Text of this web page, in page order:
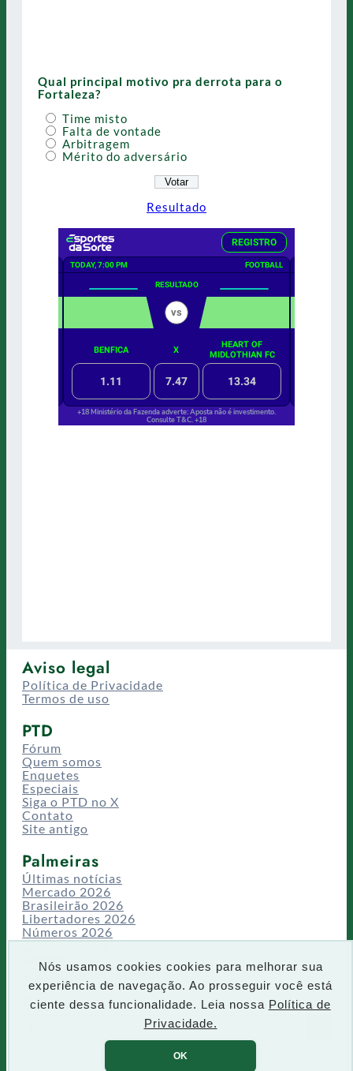
Nós usamos cookies cookies para melhorar sua
experiência de navegação. Ao prosseguir você está
ciente dessa funcionalidade. Leia nossa Política de
Privacidade.
OK
Qual principal motivo pra derrota para o
Fortaleza?
Time misto
Falta de vontade
Arbitragem
Mérito do adversário
Resultado
Aviso legal
Política de Privacidade
Termos de uso
PTD
Fórum
Quem somos
Enquetes
Especiais
Siga o PTD no X
Contato
Site antigo
Palmeiras
Últimas notícias
Mercado 2026
Brasileirão 2026
Libertadores 2026
Números 2026
Campeonatos
Temporadas
CT/Centro de Excelência
Busca
P
e
q